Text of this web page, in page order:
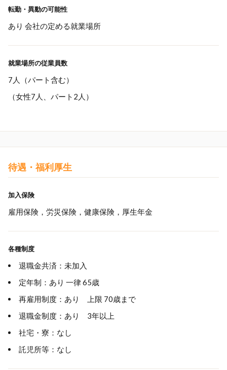
転勤・異動の可能性
あり 会社の定める就業場所
就業場所の従業員数
7人（パート含む）
（女性7人、パート2人）
待遇・福利厚生
加入保険
雇用保険，労災保険，健康保険，厚生年金
各種制度
退職金共済：未加入
定年制：あり 一律 65歳
再雇用制度：あり 上限 70歳まで
退職金制度：あり 3年以上
社宅・寮：なし
託児所等：なし